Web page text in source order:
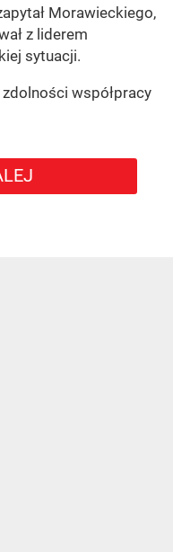
Morawieckiego,
z liderem
sytuacji.
współpracy